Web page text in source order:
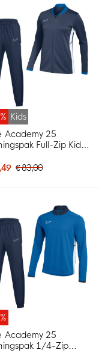
Kids
Academy 25
Full-Zip Kids
€ 83,00
Academy 25
1/4-Zip